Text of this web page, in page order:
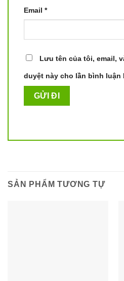
Email *
Lưu tên của tôi, email,
duyệt này cho lần bình luận
SẢN PHẨM TƯƠNG TỰ